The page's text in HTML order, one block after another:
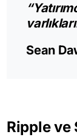
Sean
Ripple ve